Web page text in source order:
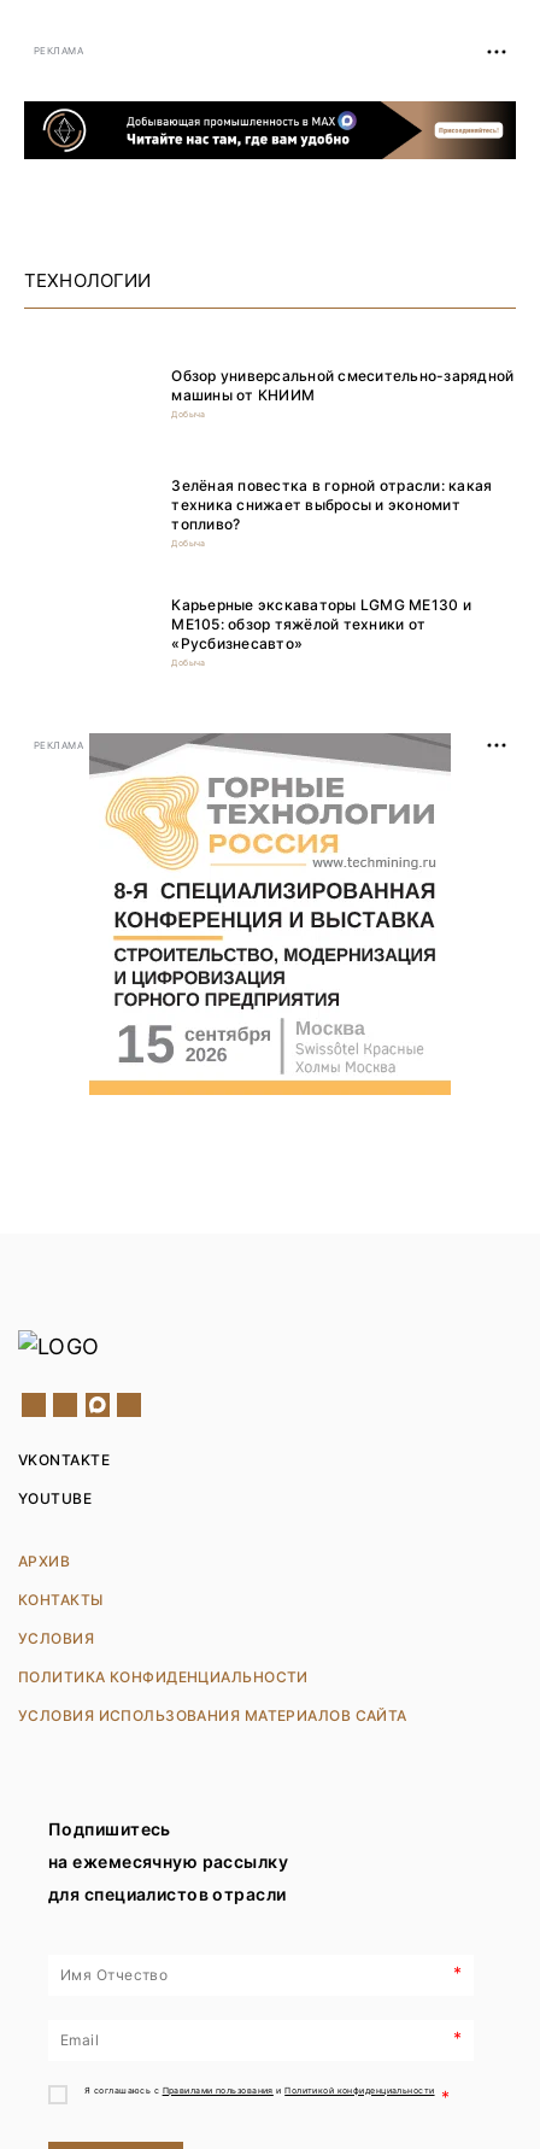
РЕКЛАМА
ТЕХНОЛОГИИ
Обзор универсальной смесительно-зарядной
машины от КНИИМ
Добыча
Зелёная повестка в горной отрасли: какая
техника снижает выбросы и экономит
топливо?
Добыча
Карьерные экскаваторы LGMG ME130 и
ME105: обзор тяжёлой техники от
«Русбизнесавто»
Добыча
РЕКЛАМА
VKONTAKTE
YOUTUBE
АРХИВ
КОНТАКТЫ
УСЛОВИЯ
ПОЛИТИКА КОНФИДЕНЦИАЛЬНОСТИ
УСЛОВИЯ ИСПОЛЬЗОВАНИЯ МАТЕРИАЛОВ САЙТА
Подпишитесь
на ежемесячную рассылку
для специалистов отрасли
*
*
Я соглашаюсь с Правилами пользования иПолитикой конфиденциальности *